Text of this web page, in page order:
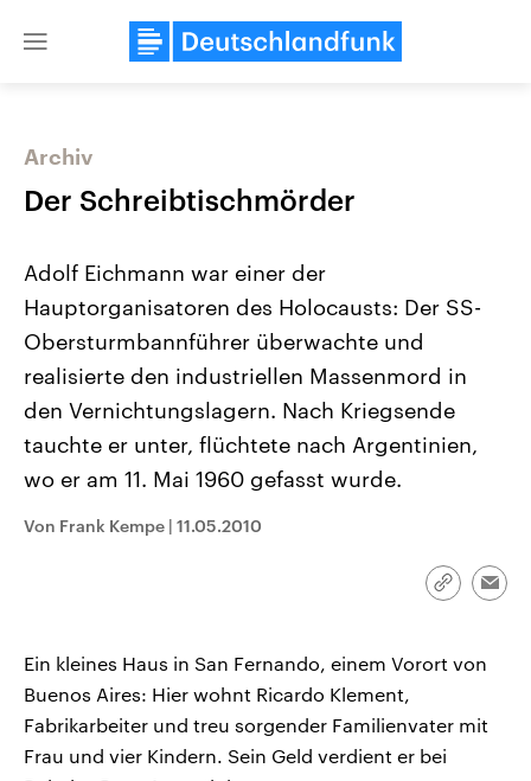
Close
Landtagswahl Sachsen-Anhalt
Alle Informationen
Sachsen-Anhalt wählt am 6.
September 2026 einen neuen
Bundesland von einer Koalition aus
USA
Aktuelle Beiträge,
Hintergründe
Wirtschaftlich und
gehören die Vereinigten
Audio-Archiv
Archiv
Der Schreibtischmörder
Adolf Eichmann war einer der
Hauptorganisatoren des Holocausts: Der SS-
Obersturmbannführer überwachte und
realisierte den industriellen Massenmord in
den Vernichtungslagern. Nach Kriegsende
tauchte er unter, flüchtete nach Argentinien,
wo er am 11. Mai 1960 gefasst wurde.
Von Frank Kempe | 11.05.2010
Link
Ein kleines Haus in San Fernando, einem Vorort von
Buenos Aires: Hier wohnt Ricardo Klement,
Fabrikarbeiter und treu sorgender Familienvater mit
Frau und vier Kindern. Sein Geld verdient er bei